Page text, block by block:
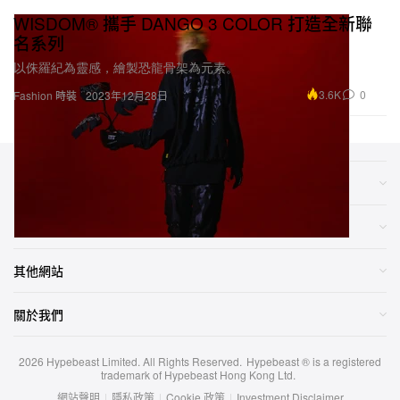
Fashion 時裝
WISDOM® 攜手 DANGO 3 COLOR 打造全新聯
名系列
以侏羅紀為靈感，繪製恐龍骨架為元素。
2023年12月28日 3.6K 0
其他網站
關於我們
2026 Hypebeast Limited. All Rights Reserved. Hypebeast ® is a registered
trademark of Hypebeast Hong Kong Ltd.
網站聲明 | 隱私政策 | Cookie 政策 | Investment Disclaimer